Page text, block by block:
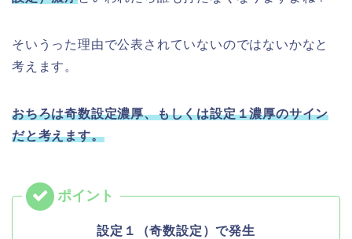
そいうった理由で公表されていないのではないかなと
考えます。
おちろは奇数設定濃厚、もしくは設定１濃厚のサイン
だと考えます。
設定１（奇数設定）で発生